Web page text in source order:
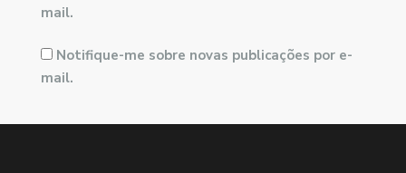
mail.
Notifique-me sobre novas publicações por e-
mail.